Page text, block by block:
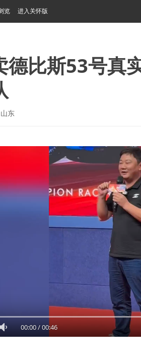
览 进入关怀版
德比斯53号真
山东
00:00/00:46